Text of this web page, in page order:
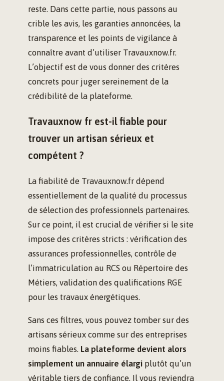
reste. Dans cette partie, nous passons au
crible les avis, les garanties annoncées, la
transparence et les points de vigilance à
connaître avant d’utiliser Travauxnow.fr.
L’objectif est de vous donner des critères
concrets pour juger sereinement de la
crédibilité de la plateforme.
Travauxnow fr est-il fiable pour
trouver un artisan sérieux et
compétent ?
La fiabilité de Travauxnow.fr dépend
essentiellement de la qualité du processus
de sélection des professionnels partenaires.
Sur ce point, il est crucial de vérifier si le site
impose des critères stricts : vérification des
assurances professionnelles, contrôle de
l’immatriculation au RCS ou Répertoire des
Métiers, validation des qualifications RGE
pour les travaux énergétiques.
Sans ces filtres, vous pouvez tomber sur des
artisans sérieux comme sur des entreprises
moins fiables. La plateforme devient alors
simplement un annuaire élargi plutôt qu’un
véritable tiers de confiance. Il vous reviendra